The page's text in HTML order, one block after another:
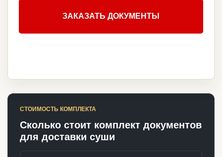
ЗАКАЗАТЬ ДОКУМЕНТЫ
СТОИМОСТЬ КОМПЛЕКТА
Сколько стоит комплект документов
для доставки суши